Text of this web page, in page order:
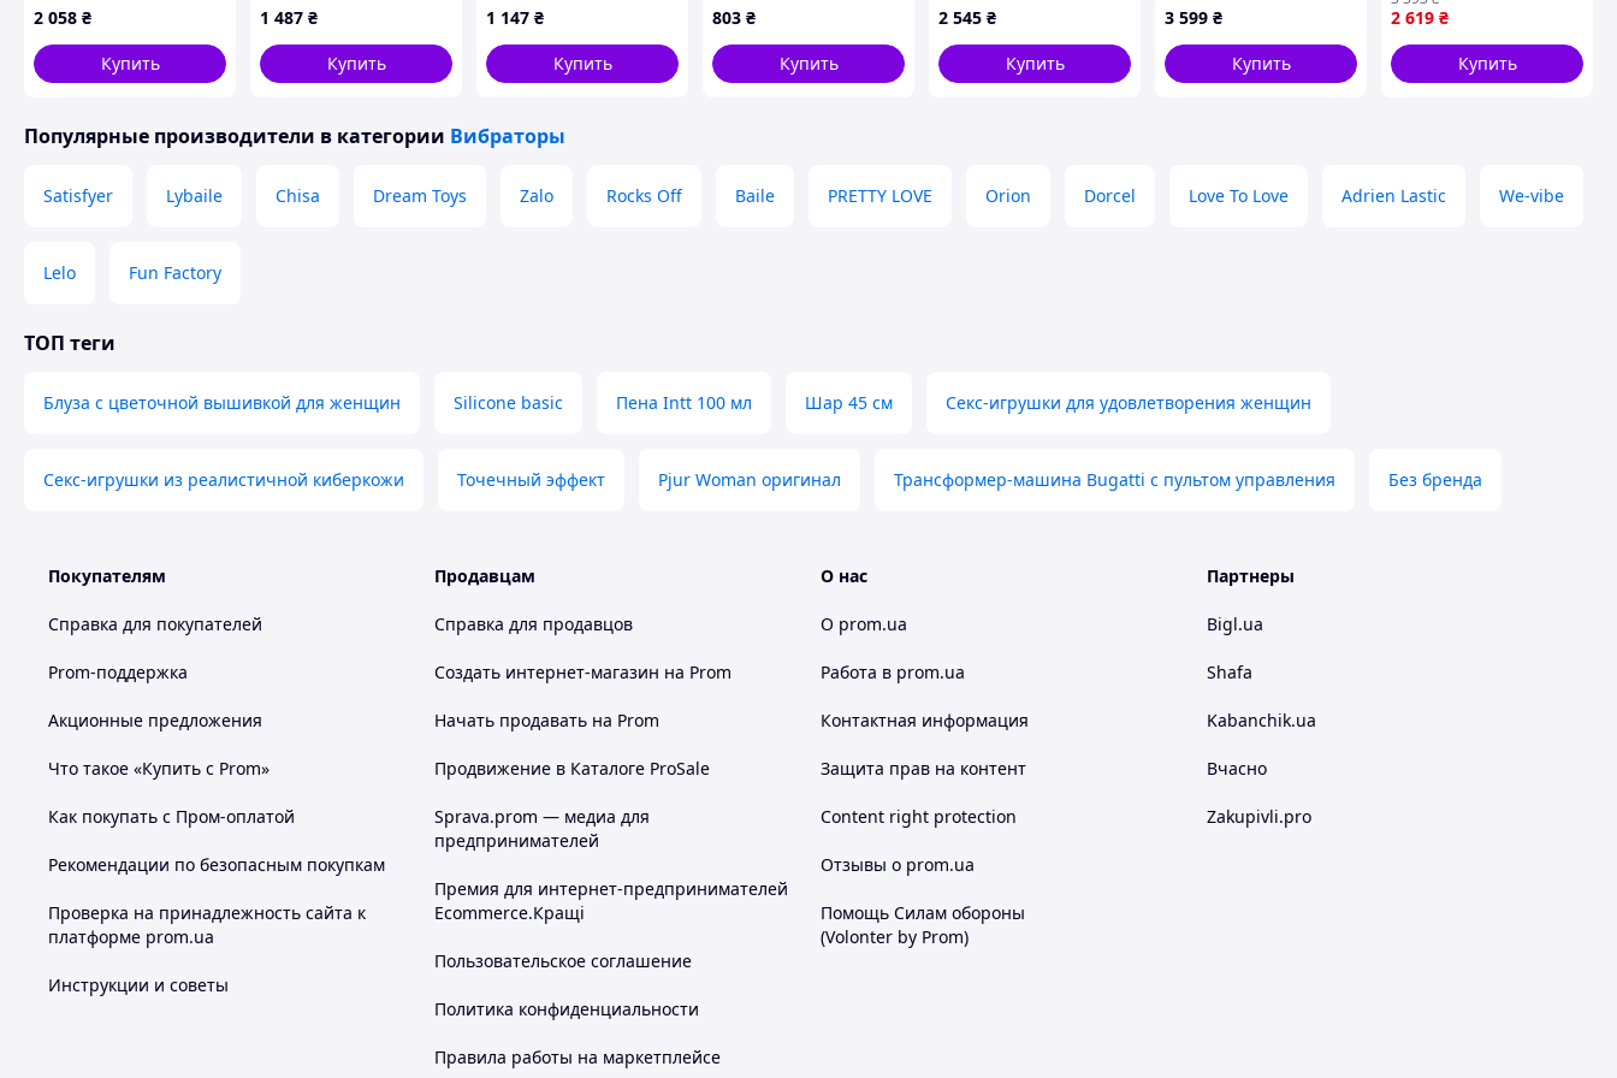
Перед первым применением промойте продукт гелем/мылом под проточной водой без полного погружения
2 058 ₴
Купить
Em розовый
анатомический
стимулятор для
женщин с вибраци
1 487 ₴
Купить
красная для женщин
10 режимов вибрации
1 147 ₴
Купить
Love Snappy Light Pink
803 ₴
Купить
язычком, розовый,
22.8 х 3.4 см
2 545 ₴
Купить
MX7279P32
3 599 ₴
Купить
2 619 ₴
Купить
Популярные производители в категории Вибраторы
Satisfyer Lybaile Chisa Dream Toys Zalo Rocks Off Baile PRETTY LOVE Orion Dorcel Love To Love Adrien Lastic We-vibe
Lelo Fun Factory
ТОП теги
Блуза с цветочной вышивкой для женщин Silicone basic Пена Intt 100 мл Шар 45 см Секс-игрушки для удовлетворения женщин
Секс-игрушки из реалистичной киберкожи Точечный эффект Pjur Woman оригинал Трансформер-машина Bugatti с пультом управления Без бренда
Покупателям
Справка для покупателей
Prom-поддержка
Акционные предложения
Что такое «Купить с Prom»
Как покупать с Пром-оплатой
Рекомендации по безопасным покупкам
Проверка на принадлежность сайта к
платформе prom.ua
Инструкции и советы
Продавцам
Справка для продавцов
Создать интернет-магазин на Prom
Начать продавать на Prom
Продвижение в Каталоге ProSale
Sprava.prom — медиа для
предпринимателей
Премия для интернет-предпринимателей
Ecommerce.Кращі
Пользовательское соглашение
Политика конфиденциальности
Правила работы на маркетплейсе
О нас
О prom.ua
Работа в prom.ua
Контактная информация
Защита прав на контент
Content right protection
Отзывы о prom.ua
Помощь Силам обороны
(Volonter by Prom)
Партнеры
Bigl.ua
Shafa
Kabanchik.ua
Вчасно
Zakupivli.pro